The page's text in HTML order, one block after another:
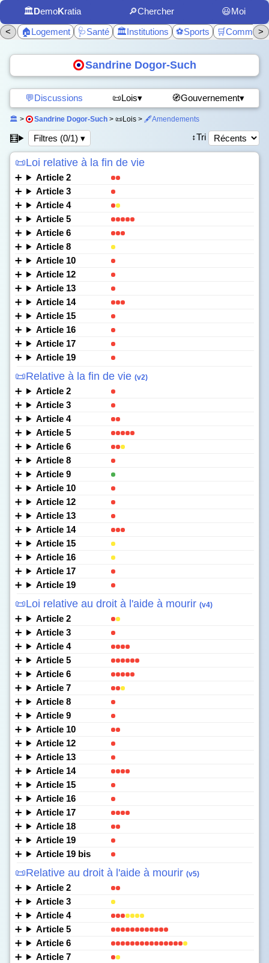
🏛️DemoKratia 🔎Chercher
😃Moi
<
🏠Logement 🩺Santé 🏛️Institutions ⚽Sports >
Sandrine Dogor-Such
💬Discussions 📜Lois▾ 🧭Gouvernement▾
🏛️ > Sandrine Dogor-Such > 📜Lois > 🖋️Amendements
🧮 Filtres (0/1) ▾ ↕️Tri
📜Loi relative à la fin de vie
Article 2
Article 3
Article 4
Article 5
Article 6
Article 8
Article 10
Article 12
Article 13
Article 14
Article 15
Article 16
Article 17
Article 19
📜Relative à la fin de vie (v2)
Article 2
Article 3
Article 4
Article 5
Article 6
Article 8
Article 9
Article 10
Article 12
Article 13
Article 14
Article 15
Article 16
Article 17
Article 19
📜Loi relative au droit à l'aide à mourir (v4)
Article 2
Article 3
Article 4
Article 5
Article 6
Article 7
Article 8
Article 9
Article 10
Article 12
Article 13
Article 14
Article 15
Article 16
Article 17
Article 18
Article 19
Article 19 bis
📜Relative au droit à l'aide à mourir (v5)
Article 2
Article 3
Article 4
Article 5
Article 6
Article 7